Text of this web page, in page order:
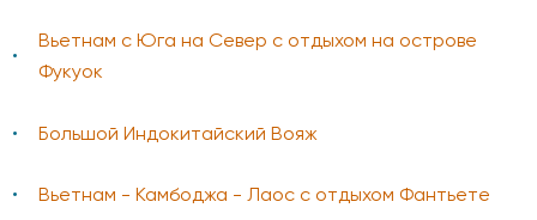
Вьетнам с Юга на Север с отдыхом на острове
Фукуок
Большой Индокитайский Вояж
Вьетнам - Камбоджа - Лаос с отдыхом Фантьете